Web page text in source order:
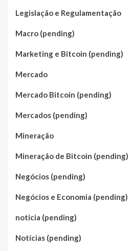
Legislação e Regulamentação
Macro (pending)
Marketing e Bitcoin (pending)
Mercado
Mercado Bitcoin (pending)
Mercados (pending)
Mineração
Mineração de Bitcoin (pending)
Negócios (pending)
Negócios e Economia (pending)
noticia (pending)
Notícias (pending)